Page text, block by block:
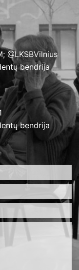
@LKSBVilnius
bendrija
bendrija